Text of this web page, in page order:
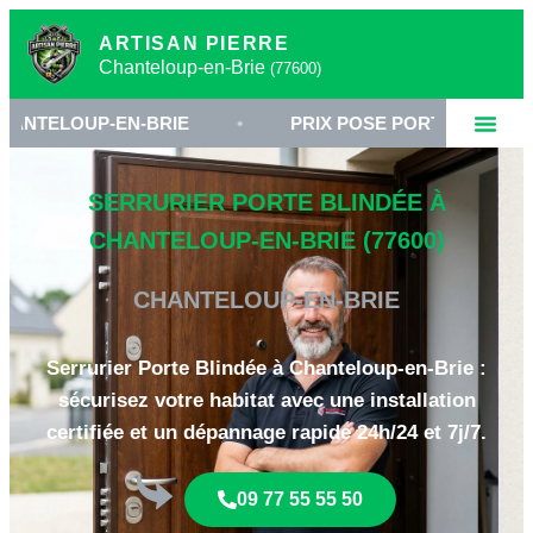
ARTISAN PIERRE
Chanteloup-en-Brie (77600)
EN-BRIE • PRIX POSE PORTE BLINDÉE SEINE-ET-
SERRURIER PORTE BLINDÉE À
CHANTELOUP-EN-BRIE (77600)
CHANTELOUP-EN-BRIE
Serrurier Porte Blindée à Chanteloup-en-Brie :
sécurisez votre habitat avec une installation
certifiée et un dépannage rapide 24h/24 et 7j/7.
09 77 55 55 50